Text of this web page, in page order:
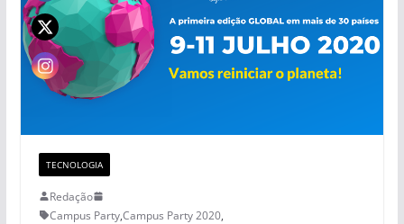
TECNOLOGIA
Redação
Campus Party,Campus Party 2020,